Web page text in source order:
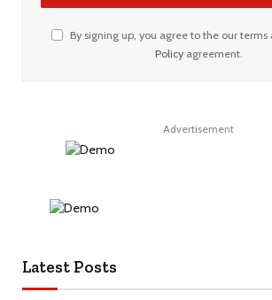
By signing up, you agree to the our terms
Policyagreement.
Advertisement
Latest Posts